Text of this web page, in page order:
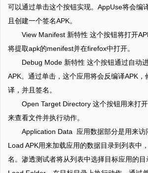
可以通过单击这个按钮实现。AppUse将会编
且创建一个签名APK。
View Manifest 新特性 这个按钮将打开
将提取apk的menifest并在firefox中打开。
Debug Mode 新特性 这个按钮通过自动
APK。通过单击，这个应用将会反编译APK，
译，并且签名。
Open Target Directory 这个按钮用来打
来查看文件并执行动作。
Application Data 应用数据部分是用来访
Load APK用来加载应用的数据目录到列表中
名。渗透测试者将从列表中选择目标应用的